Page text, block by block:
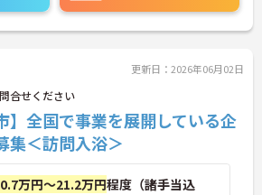
更新日：2026年06月02日
合せください
】全国で事業を展開している企
集＜訪問入浴＞
万円～21.2万円程度（諸手当込